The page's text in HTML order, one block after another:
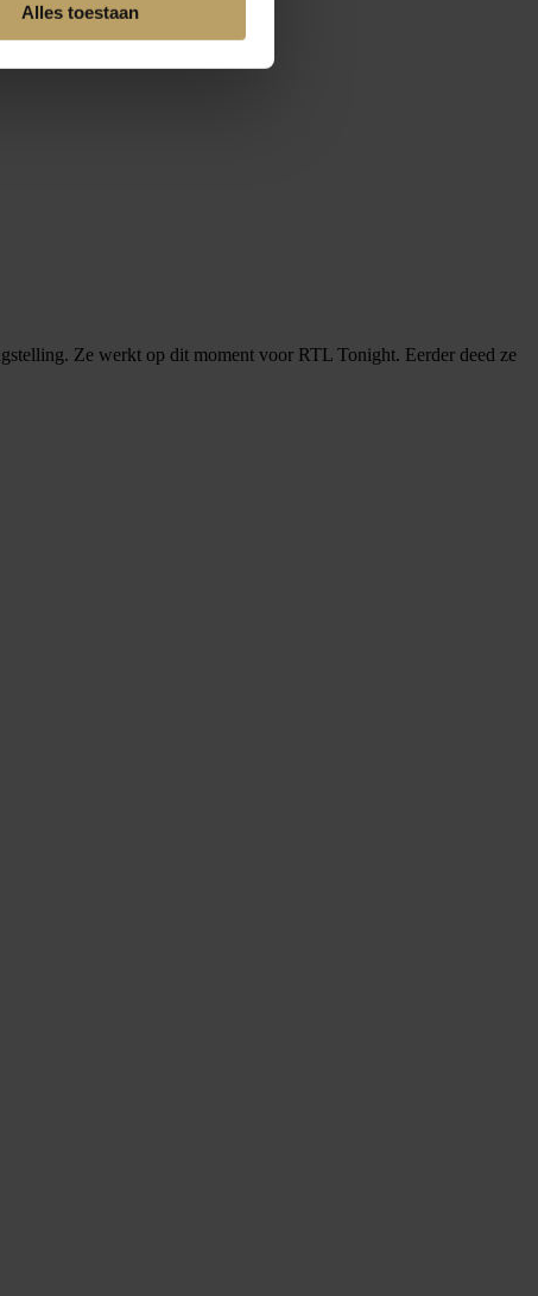
Alles toestaan
Ze werkt op dit moment voor RTL Tonight. Eerder deed ze